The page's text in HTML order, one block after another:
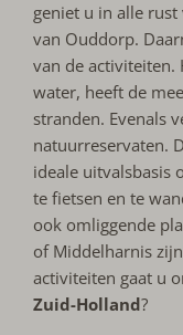
geniet u in alle
van Ouddorp.
van de
water, heeft de
stranden. Evenals
natuurreservaten.
ideale uitvalsbasis
te fietsen en te
ook omliggende
of Middelharnis
activiteiten gaat u
Zuid-Holland?